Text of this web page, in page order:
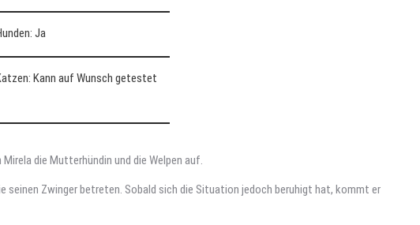
Ja
Kann auf Wunsch getestet
die Mutterhündin und die Welpen auf.
seinen Zwinger betreten. Sobald sich die Situation jedoch beruhigt hat, kommt er